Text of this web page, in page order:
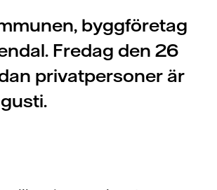
byggföretag
Fredag den 26
privatpersoner är